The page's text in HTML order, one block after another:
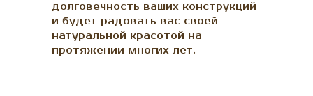
долговечность ваших конструкций
и будет радовать вас своей
натуральной красотой на
протяжении многих лет.